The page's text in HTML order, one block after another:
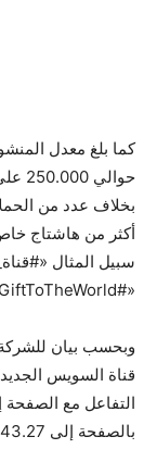
كما بلغ معدل
بخلاف عدد من
أكثر من هاشتاج
سبيل المثال
«#‎NewCanalSuez#» ،«‎EgyptGiftToTheWorld‬».
وبحسب بيان
قناة السويس
بالصفحة إلى 643.27% بإجمالي عدد متابعين يصل إلى 587.602 .